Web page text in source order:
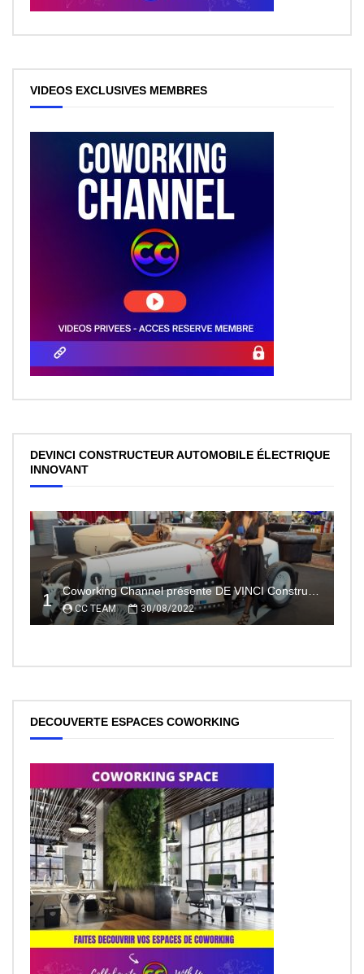
VIDEOS EXCLUSIVES MEMBRES
DEVINCI CONSTRUCTEUR AUTOMOBILE ÉLECTRIQUE
INNOVANT
1 CC TEAM 30/08/2022
DECOUVERTE ESPACES COWORKING